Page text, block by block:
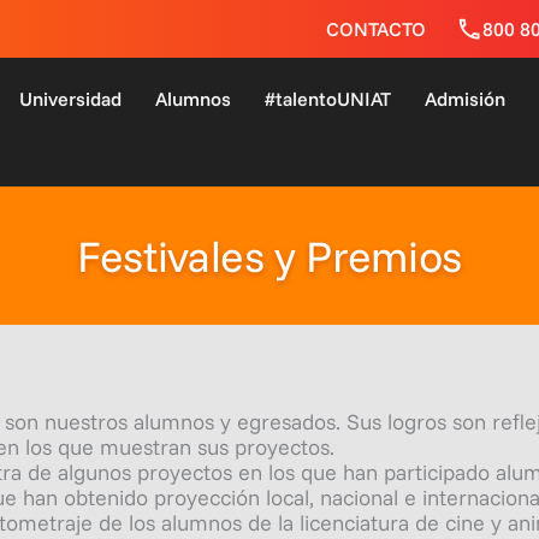
CONTACTO 800
Universidad Alumnos #talentoUNIAT Admisión
Festivales y Premios
nuestros alumnos y egresados. Sus logros son
los que muestran sus proyectos.
de algunos proyectos en los que han participado
han obtenido proyección local, nacional e
de los alumnos de la licenciatura de cine y